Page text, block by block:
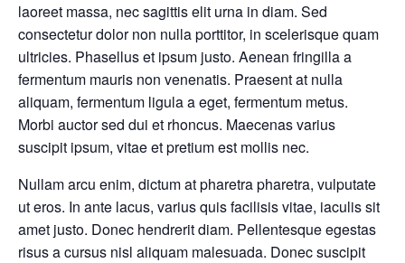
laoreet massa, nec sagittis elit urna in diam. Sed
consectetur dolor non nulla porttitor, in scelerisque quam
ultricies. Phasellus et ipsum justo. Aenean fringilla a
fermentum mauris non venenatis. Praesent at nulla
aliquam, fermentum ligula a eget, fermentum metus.
Morbi auctor sed dui et rhoncus. Maecenas varius
suscipit ipsum, vitae et pretium est mollis nec.
Nullam arcu enim, dictum at pharetra pharetra, vulputate
ut eros. In ante lacus, varius quis facilisis vitae, iaculis sit
amet justo. Donec hendrerit diam. Pellentesque egestas
risus a cursus nisl aliquam malesuada. Donec suscipit